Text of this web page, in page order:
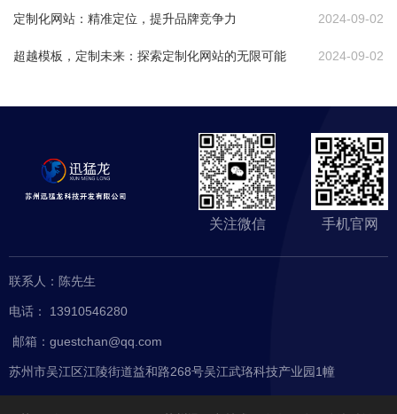
2024-09-02
定制化网站：精准定位，提升品牌竞争力
2024-09-02
超越模板，定制未来：探索定制化网站的无限可能
页
们
客户案
例
新闻资
讯
们
关注微信 手机官网
联系人：陈先生
电话： 13910546280
邮箱：guestchan@qq.com
苏州市吴江区江陵街道益和路268号吴江武珞科技产业园1幢